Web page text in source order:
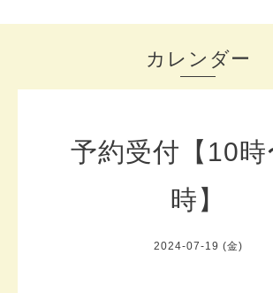
カレンダー
予約受付【10時
時】
2024-07-19 (金)